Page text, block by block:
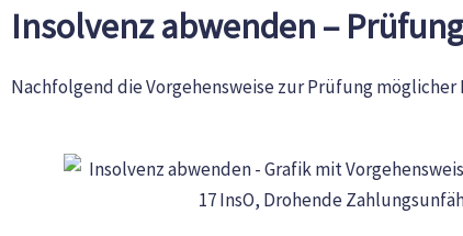
Insolvenz abwenden –
Nachfolgend die Vorgehensweise zur Prüfung